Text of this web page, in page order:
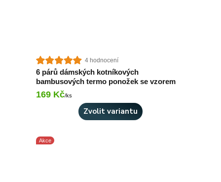
4 hodnocení
6 párů dámských kotníkových
bambusových termo ponožek se vzorem
169 Kč/ks
Zvolit variantu
Akce